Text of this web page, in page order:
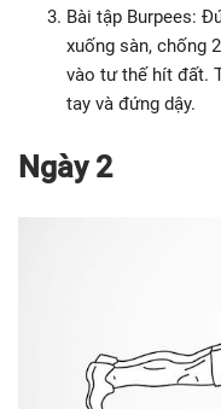
Bài tập Burpees:
xuống sàn, chống
vào tư thế hít đất.
tay và đứng dậy.
Ngày 2